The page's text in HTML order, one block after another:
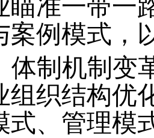
瞄准一带一
案例模式，
体制机制
组织结构优
式、管理模